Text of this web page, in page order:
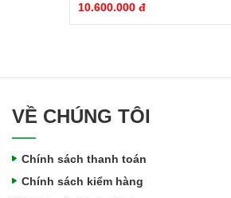
10.600.000 đ
VỀ CHÚNG TÔI
Chính sách thanh toán
Chính sách kiểm hàng